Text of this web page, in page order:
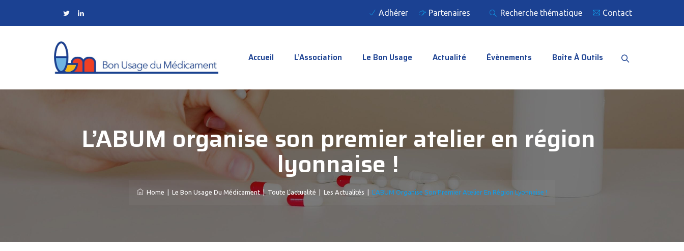
Adhérer Partenaires Recherche thématique Contact
Accueil L’Association Le Bon Usage Actualité Évènements Boîte À Outils
L’ABUM organise son premier atelier en région
lyonnaise !
Home Le Bon Usage Du Médicament | Toute L’actualité Les Actualités L’ABUM Organise Son Premier Atelier En Région Lyonnaise !